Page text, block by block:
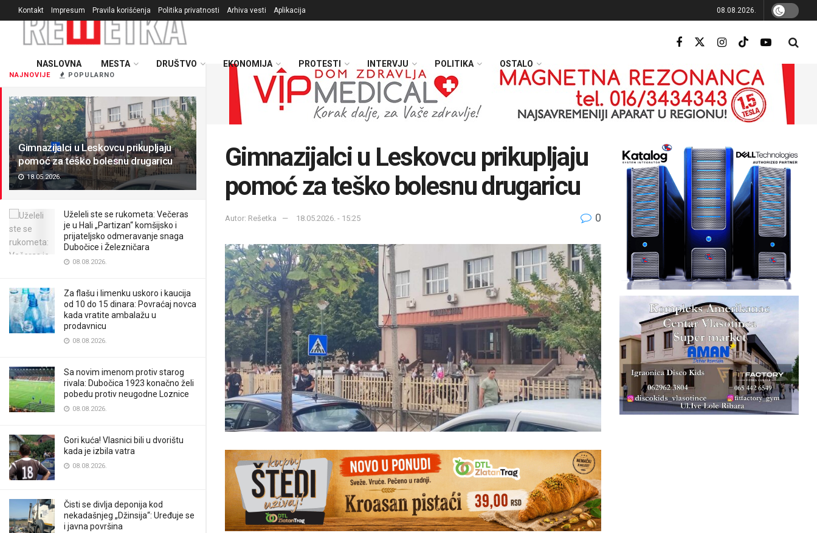
NAJNOVIJE POPULARNO
Gimnazijalci u Leskovcu prikupljaju
pomoć za teško bolesnu drugaricu
18.05.2026.
Uželeli ste se rukometa: Večeras
je u Hali „Partizan“ komšijsko i
prijateljsko odmeravanje snaga
Dubočice i Železničara
08.08.2026.
Za flašu i limenku uskoro i kaucija
od 10 do 15 dinara: Povraćaj novca
kada vratite ambalažu u
prodavnicu
08.08.2026.
Sa novim imenom protiv starog
rivala: Dubočica 1923 konačno želi
pobedu protiv neugodne Loznice
08.08.2026.
Gori kuća! Vlasnici bili u dvorištu
kada je izbila vatra
08.08.2026.
Čisti se divlja deponija kod
nekadašnjeg „Džinsija“: Uređuje se
i javna površina
Kontakt Impresum Pravila korišćenja Politika privatnosti Arhiva vesti Aplikacija 08.08.2026.
NASLOVNA MESTA DRUŠTVO EKONOMIJA PROTESTI INTERVJU POLITIKA OSTALO
Gimnazijalci u Leskovcu prikupljaju
pomoć za teško bolesnu drugaricu
Autor: Rešetka 18.05.2026. - 15:25 0